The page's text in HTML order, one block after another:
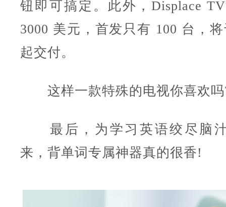
钮即可搞定。此外，Displace
3000 美元，首发只有 100 台，
起交付。
这样一款特殊的电视你喜欢吗
最后，为学习英语绞尽脑
来，背单词专属神器真的很香!